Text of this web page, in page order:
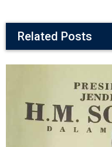
Related Posts